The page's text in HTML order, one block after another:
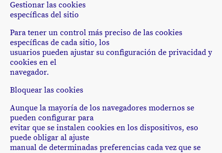
Gestionar las cookies
específicas del sitio
Para tener un control más preciso de las cookies
específicas de cada sitio, los
usuarios pueden ajustar su configuración de privacidad y
cookies en el
navegador.
Bloquear las cookies
Aunque la mayoría de los navegadores modernos se
pueden configurar para
evitar que se instalen cookies en los dispositivos, eso
puede obligar al ajuste
manual de determinadas preferencias cada vez que se